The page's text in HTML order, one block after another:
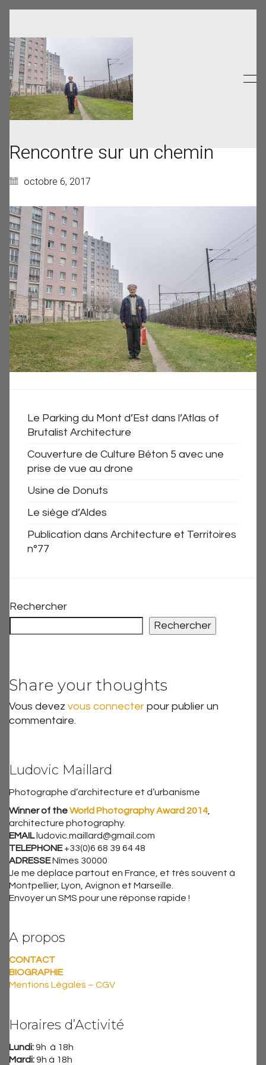
Rencontre sur un chemin
octobre 6, 2017
Le Parking du Mont d’Est dans l’Atlas of
Brutalist Architecture
Couverture de Culture Béton 5 avec une
prise de vue au drone
Usine de Donuts
Le siège d’Aldes
Publication dans Architecture et Territoires
n°77
Rechercher
Rechercher
Share your thoughts
Vous devez vous connecter pour publier un
commentaire.
Ludovic Maillard
Photographe d’architecture et d’urbanisme
Winner of theWorld Photography Award 2014
architecture photography.
EMAIL ludovic.maillard@gmail.com
TELEPHONE+33(0)6 68 39 64 48
ADRESSENîmes 30000
Je me déplace partout en France, et très souvent à
Montpellier, Lyon, Avignon et Marseille.
Envoyer un SMS pour une réponse rapide !
A propos
CONTACT
BIOGRAPHIE
Mentions Légales – CGV
Horaires d’Activité
Lundi:9h à 18h
Mardi:9h à 18h